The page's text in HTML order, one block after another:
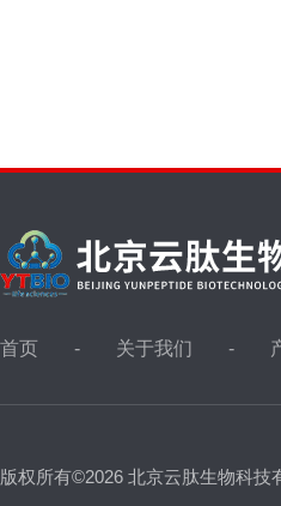
首页 关于我们
版权所有©2026 北京云肽生物科